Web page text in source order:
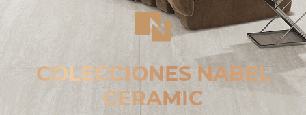
COLECCIONES NABEL
CERAMIC